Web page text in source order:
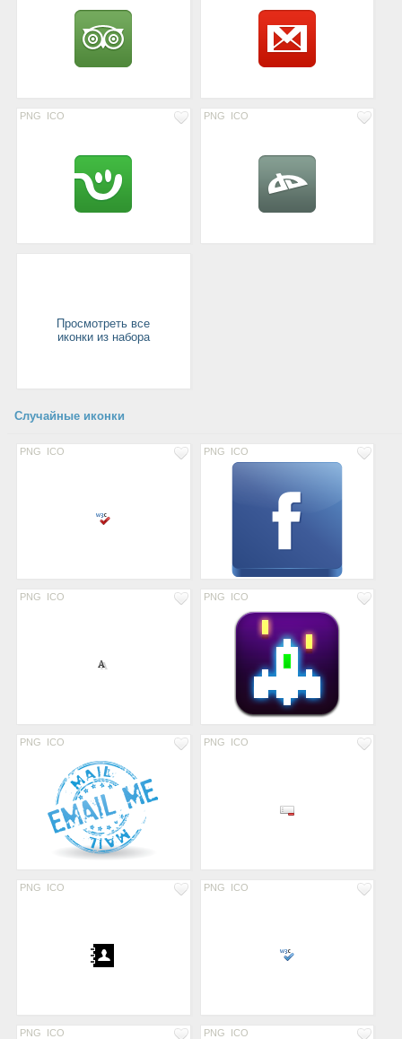
PNG ICO PNG ICO
Просмотреть все
иконки из набора
Случайные иконки
PNG ICO PNG ICO
PNG ICO PNG ICO
PNG ICO PNG ICO
PNG ICO PNG ICO
PNG ICO PNG ICO